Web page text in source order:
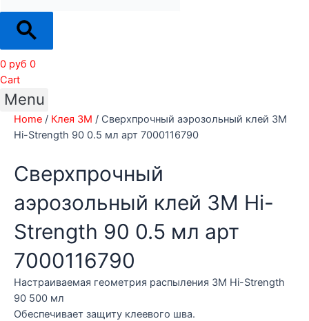
0 руб 0
Cart
Menu
Home / Клея 3М / Сверхпрочный аэрозольный клей 3M
Hi-Strength 90 0.5 мл арт 7000116790
Сверхпрочный
аэрозольный клей 3M Hi-
Strength 90 0.5 мл арт
7000116790
Настраиваемая геометрия распыления 3M Hi-Strength
90 500 мл
Обеспечивает защиту клеевого шва.